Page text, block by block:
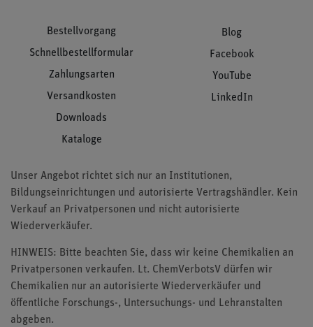
Bestellvorgang
Schnellbestellformular
Zahlungsarten
Versandkosten
Downloads
Kataloge
Blog
Facebook
YouTube
LinkedIn
Unser Angebot richtet sich nur an Institutionen,
Bildungseinrichtungen und autorisierte Vertragshändler. Kein
Verkauf an Privatpersonen und nicht autorisierte
Wiederverkäufer.
HINWEIS: Bitte beachten Sie, dass wir keine Chemikalien an
Privatpersonen verkaufen. Lt. ChemVerbotsV dürfen wir
Chemikalien nur an autorisierte Wiederverkäufer und
öffentliche Forschungs-, Untersuchungs- und Lehranstalten
abgeben.